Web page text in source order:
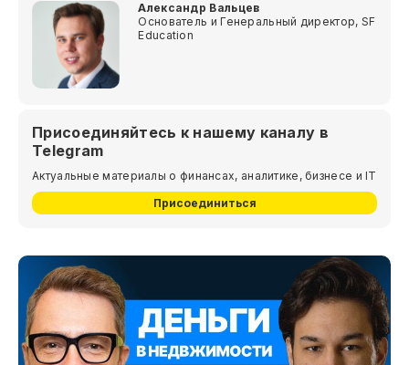
Александр Вальцев
Основатель и Генеральный директор, SF
Education
Присоединяйтесь к нашему каналу в
Telegram
Актуальные материалы о финансах, аналитике, бизнесе и IT
Присоединиться